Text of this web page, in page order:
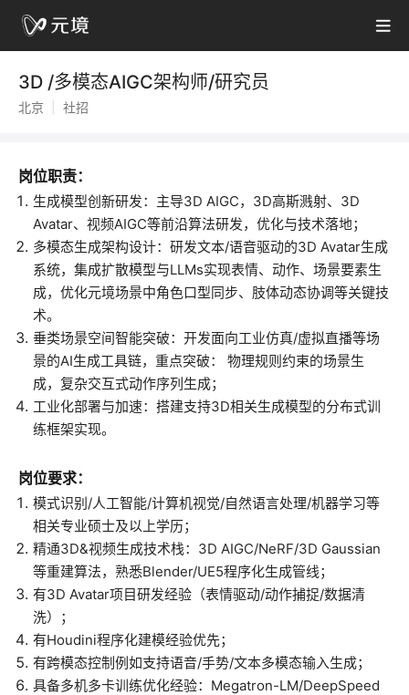
3D /多模态AIGC架构师/研究员
北京 社招
岗位职责：
生成模型创新研发：主导3D AIGC，3D高斯溅射、3D
Avatar、视频AIGC等前沿算法研发，优化与技术落地；
多模态生成架构设计：研发文本/语音驱动的3D Avatar生成
系统，集成扩散模型与LLMs实现表情、动作、场景要素生
成，优化元境场景中角色口型同步、肢体动态协调等关键技
术。
垂类场景空间智能突破：开发面向工业仿真/虚拟直播等场
景的AI生成工具链，重点突破： 物理规则约束的场景生
成，复杂交互式动作序列生成；
工业化部署与加速：搭建支持3D相关生成模型的分布式训
练框架实现。
岗位要求：
模式识别/人工智能/计算机视觉/自然语言处理/机器学习等
相关专业硕士及以上学历；
精通3D&视频生成技术栈：3D AIGC/NeRF/3D Gaussian
等重建算法，熟悉Blender/UE5程序化生成管线；
有3D Avatar项目研发经验（表情驱动/动作捕捉/数据清
洗）；
有Houdini程序化建模经验优先；
有跨模态控制例如支持语音/手势/文本多模态输入生成；
具备多机多卡训练优化经验：Megatron-LM/DeepSpeed